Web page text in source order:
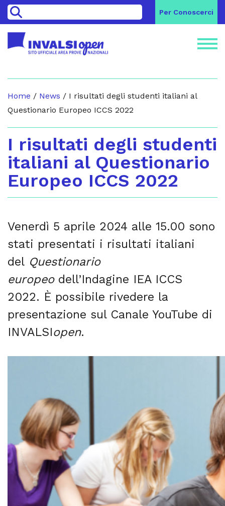
> Per Conoscerci
Home / News / I risultati degli studenti italiani al
Questionario Europeo ICCS 2022
I risultati degli studenti
italiani al Questionario
Europeo ICCS 2022
Venerdì 5 aprile 2024 alle 15.00 sono
stati presentati i risultati italiani
del Questionario
europeo dell’Indagine IEA ICCS
2022. È possibile rivedere la
presentazione sul Canale YouTube di
INVALSIopen.